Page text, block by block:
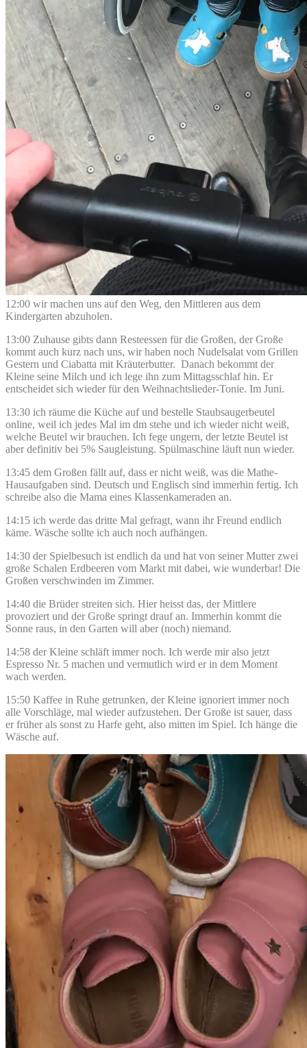
12:00 wir machen uns auf den Weg, den Mittleren aus dem
Kindergarten abzuholen.
13:00 Zuhause gibts dann Resteessen für die Großen, der Große
kommt auch kurz nach uns, wir haben noch Nudelsalat vom Grillen
Gestern und Ciabatta mit Kräuterbutter. Danach bekommt der
Kleine seine Milch und ich lege ihn zum Mittagsschlaf hin. Er
entscheidet sich wieder für den Weihnachtslieder-Tonie. Im Juni.
13:30 ich räume die Küche auf und bestelle Staubsaugerbeutel
online, weil ich jedes Mal im dm stehe und ich wieder nicht weiß,
welche Beutel wir brauchen. Ich fege ungern, der letzte Beutel ist
aber definitiv bei 5% Saugleistung. Spülmaschine läuft nun wieder.
13:45 dem Großen fällt auf, dass er nicht weiß, was die Mathe-
Hausaufgaben sind. Deutsch und Englisch sind immerhin fertig. Ich
schreibe also die Mama eines Klassenkameraden an.
14:15 ich werde das dritte Mal gefragt, wann ihr Freund endlich
käme. Wäsche sollte ich auch noch aufhängen.
14:30 der Spielbesuch ist endlich da und hat von seiner Mutter zwei
große Schalen Erdbeeren vom Markt mit dabei, wie wunderbar! Die
Großen verschwinden im Zimmer.
14:40 die Brüder streiten sich. Hier heisst das, der Mittlere
provoziert und der Große springt drauf an. Immerhin kommt die
Sonne raus, in den Garten will aber (noch) niemand.
14:58 der Kleine schläft immer noch. Ich werde mir also jetzt
Espresso Nr. 5 machen und vermutlich wird er in dem Moment
wach werden.
15:50 Kaffee in Ruhe getrunken, der Kleine ignoriert immer noch
alle Vorschläge, mal wieder aufzustehen. Der Große ist sauer, dass
er früher als sonst zu Harfe geht, also mitten im Spiel. Ich hänge die
Wäsche auf.